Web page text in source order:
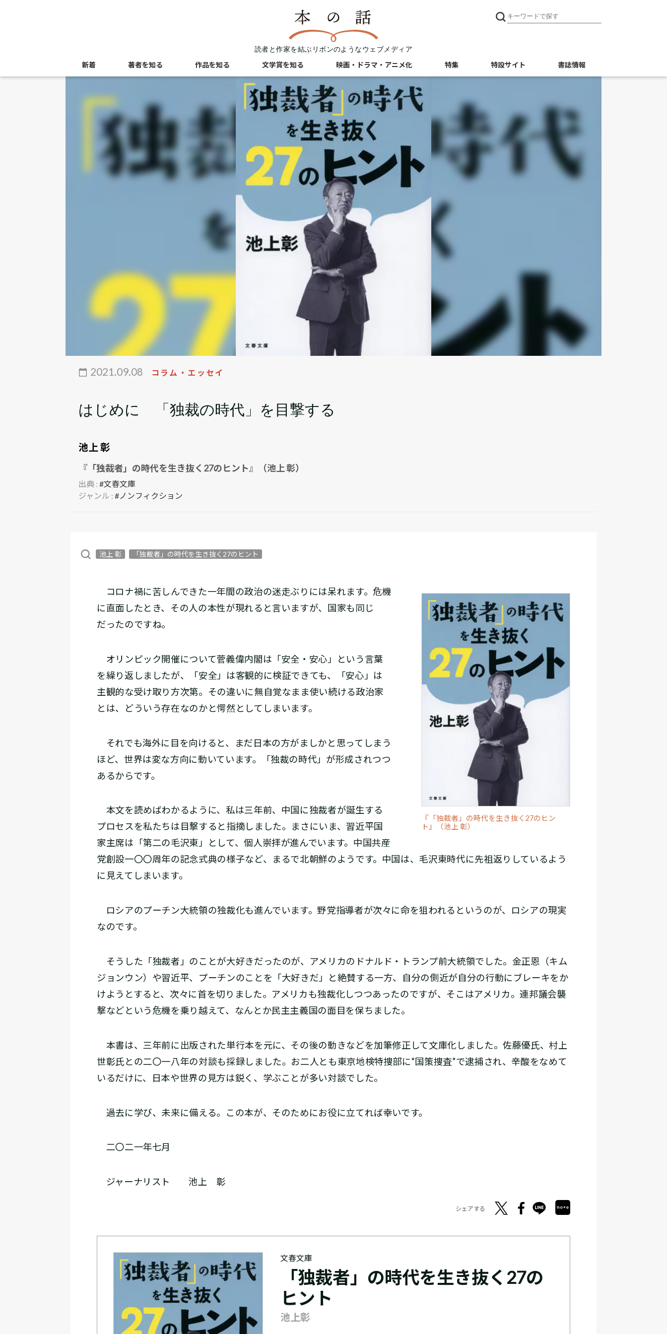
読者と作家を結ぶリボンのようなウェブメディア
新着 著者を知る 作品を知る 文学賞を知る 映画・ドラマ・アニメ化 特集 特設サイト 書誌情報
2021.09.08 コラム・エッセイ
はじめに 「独裁の時代」を目撃する
池上 彰
『「独裁者」の時代を生き抜く27のヒント』（池上 彰）
出典 : #文春文庫
ジャンル : #ノンフィクション
池上 彰 「独裁者」の時代を生き抜く27のヒント
『「独裁者」の時代を生き抜く27のヒン
ト』（池上 彰）
コロナ禍に苦しんできた一年間の政治の迷走ぶりには呆れます。危機
に直面したとき、その人の本性が現れると言いますが、国家も同じ
だったのですね。
オリンピック開催について菅義偉内閣は「安全・安心」という言葉
を繰り返しましたが、「安全」は客観的に検証できても、「安心」は
主観的な受け取り方次第。その違いに無自覚なまま使い続ける政治家
とは、どういう存在なのかと愕然としてしまいます。
それでも海外に目を向けると、まだ日本の方がましかと思ってしまう
ほど、世界は変な方向に動いています。「独裁の時代」が形成されつつ
あるからです。
本文を読めばわかるように、私は三年前、中国に独裁者が誕生する
プロセスを私たちは目撃すると指摘しました。まさにいま、習近平国
家主席は「第二の毛沢東」として、個人崇拝が進んでいます。中国共産
党創設一〇〇周年の記念式典の様子など、まるで北朝鮮のようです。中国は、毛沢東時代に先祖返りしているよう
に見えてしまいます。
ロシアのプーチン大統領の独裁化も進んでいます。野党指導者が次々に命を狙われるというのが、ロシアの現実
なのです。
そうした「独裁者」のことが大好きだったのが、アメリカのドナルド・トランプ前大統領でした。金正恩（キム
ジョンウン）や習近平、プーチンのことを「大好きだ」と絶賛する一方、自分の側近が自分の行動にブレーキをか
けようとすると、次々に首を切りました。アメリカも独裁化しつつあったのですが、そこはアメリカ。連邦議会襲
撃などという危機を乗り越えて、なんとか民主主義国の面目を保ちました。
本書は、三年前に出版された単行本を元に、その後の動きなどを加筆修正して文庫化しました。佐藤優氏、村上
世彰氏との二〇一八年の対談も採録しました。お二人とも東京地検特捜部に“国策捜査”で逮捕され、辛酸をなめて
いるだけに、日本や世界の見方は鋭く、学ぶことが多い対談でした。
過去に学び、未来に備える。この本が、そのためにお役に立てれば幸いです。
二〇二一年七月
ジャーナリスト 池上 彰
シェアする
文春文庫
「独裁者」の時代を生き抜く27の
ヒント
池上彰